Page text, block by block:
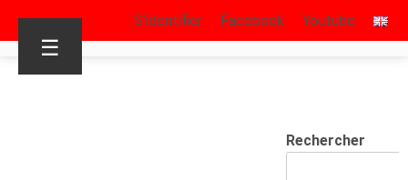
S’identifier Facebook Youtube
☰
Rechercher